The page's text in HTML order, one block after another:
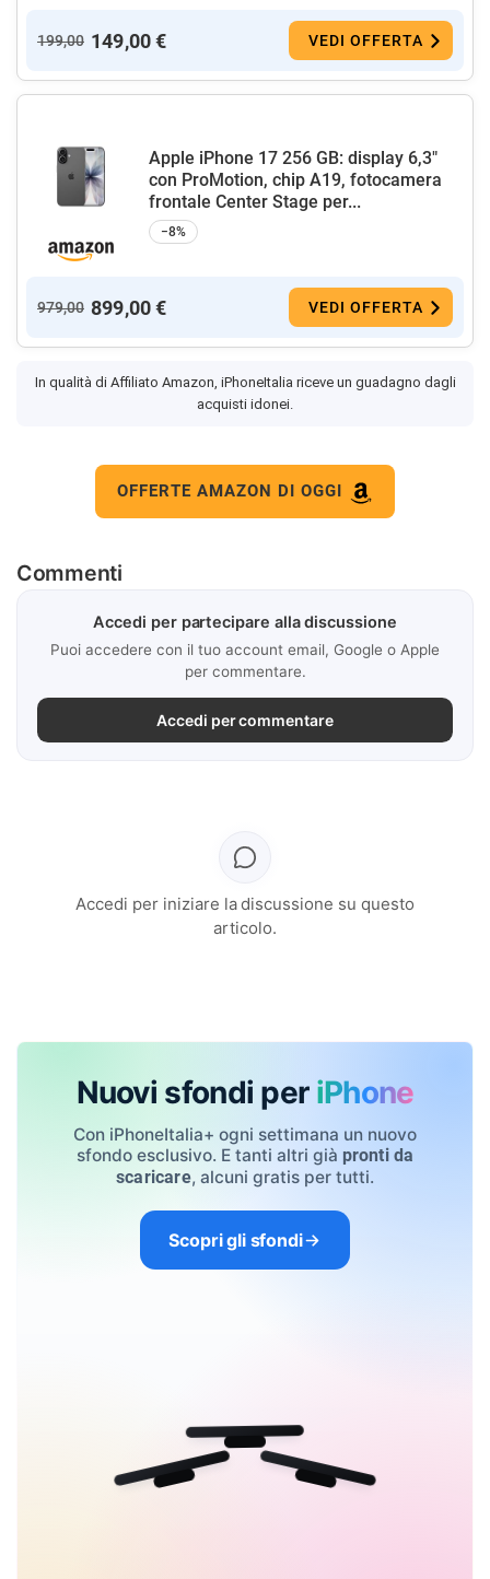
199,00 149,00 € VEDI OFFERTA
Apple iPhone 17 256 GB: display 6,3"
con ProMotion, chip A19, fotocamera
frontale Center Stage per...
−8%
979,00 899,00 € VEDI OFFERTA
In qualità di Affiliato Amazon, iPhoneItalia riceve un guadagno dagli
acquisti idonei.
OFFERTE AMAZON DI OGGI
Commenti
Accedi per partecipare alla discussione
Puoi accedere con il tuo account email, Google o Apple
per commentare.
Accedi per commentare
Accedi per iniziare la discussione su questo
articolo.
Nuovi sfondi per iPhone
Con iPhoneItalia+ ogni settimana un nuovo
sfondo esclusivo. E tanti altri già pronti da
scaricare, alcuni gratis per tutti.
Scopri gli sfondi